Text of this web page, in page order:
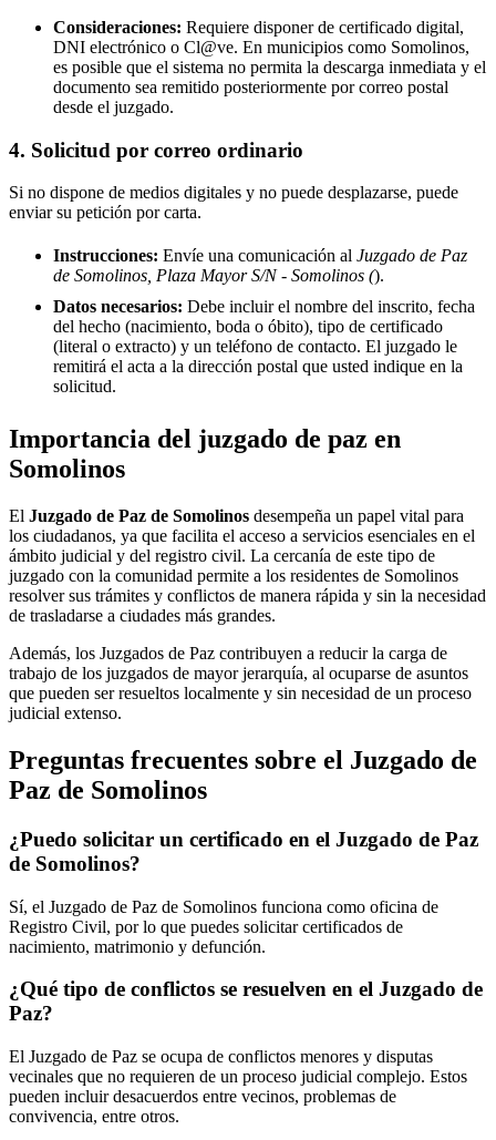
Consideraciones: Requiere disponer de certificado digital,
DNI electrónico o Cl@ve. En municipios como Somolinos,
es posible que el sistema no permita la descarga inmediata y el
documento sea remitido posteriormente por correo postal
desde el juzgado.
4. Solicitud por correo ordinario
Si no dispone de medios digitales y no puede desplazarse, puede
enviar su petición por carta.
Instrucciones: Envíe una comunicación al Juzgado de Paz
de Somolinos, Plaza Mayor S/N - Somolinos ().
Datos necesarios: Debe incluir el nombre del inscrito, fecha
del hecho (nacimiento, boda o óbito), tipo de certificado
(literal o extracto) y un teléfono de contacto. El juzgado le
remitirá el acta a la dirección postal que usted indique en la
solicitud.
Importancia del juzgado de paz en
Somolinos
El Juzgado de Paz de Somolinos desempeña un papel vital para
los ciudadanos, ya que facilita el acceso a servicios esenciales en el
ámbito judicial y del registro civil. La cercanía de este tipo de
juzgado con la comunidad permite a los residentes de Somolinos
resolver sus trámites y conflictos de manera rápida y sin la necesidad
de trasladarse a ciudades más grandes.
Además, los Juzgados de Paz contribuyen a reducir la carga de
trabajo de los juzgados de mayor jerarquía, al ocuparse de asuntos
que pueden ser resueltos localmente y sin necesidad de un proceso
judicial extenso.
Preguntas frecuentes sobre el Juzgado de
Paz de Somolinos
¿Puedo solicitar un certificado en el Juzgado de Paz
de Somolinos?
Sí, el Juzgado de Paz de Somolinos funciona como oficina de
Registro Civil, por lo que puedes solicitar certificados de
nacimiento, matrimonio y defunción.
¿Qué tipo de conflictos se resuelven en el Juzgado de
Paz?
El Juzgado de Paz se ocupa de conflictos menores y disputas
vecinales que no requieren de un proceso judicial complejo. Estos
pueden incluir desacuerdos entre vecinos, problemas de
convivencia, entre otros.